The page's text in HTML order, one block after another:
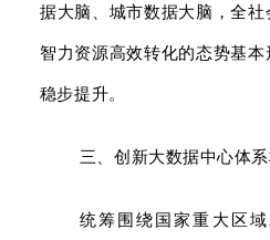
据大脑、城市数据大脑，全
智力资源高效转化的态势基
稳步提升。
三、创新大数据中心体
统筹围绕国家重大区